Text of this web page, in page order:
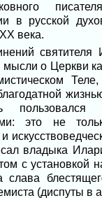
в русской
века.
мысли о Церкви
Теле,
пользовался
это не
владыка
с установкой
(диспуты в